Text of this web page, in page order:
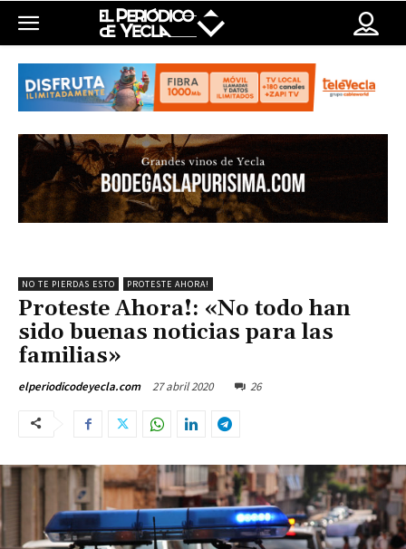
NO TE PIERDAS ESTO PROTESTE AHORA!
Proteste Ahora!: «No todo han
sido buenas noticias para las
familias»
elperiodicodeyecla.com 27 abril 2020 26